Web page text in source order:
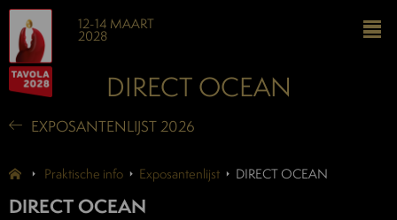
12-14 MAART
2028
DIRECT OCEAN
EXPOSANTENLIJST 2026
Praktische info Exposantenlijst DIRECT OCEAN
DIRECT OCEAN